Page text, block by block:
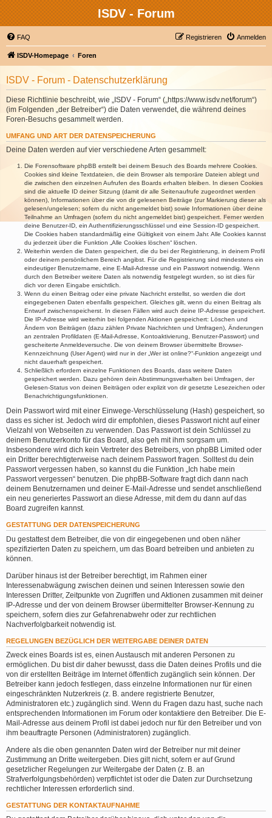
ISDV - Forum
FAQ Anmelden
Registrieren
ISDV-Homepage Foren
ISDV - Forum - Datenschutzerklärung
Diese Richtlinie beschreibt, wie „ISDV - Forum“ („https://www.isdv.net/forum“)
(im Folgenden „der Betreiber“) die Daten verwendet, die während deines
Foren-Besuchs gesammelt werden.
UMFANG UND ART DER DATENSPEICHERUNG
Deine Daten werden auf vier verschiedene Arten gesammelt:
Die Forensoftware phpBB erstellt bei deinem Besuch des Boards mehrere Cookies.
Cookies sind kleine Textdateien, die dein Browser als temporäre Dateien ablegt und
die zwischen den einzelnen Aufrufen des Boards erhalten bleiben. In diesen Cookies
sind die aktuelle ID deiner Sitzung (damit dir alle Seitenaufrufe zugeordnet werden
können), Informationen über die von dir gelesenen Beiträge (zur Markierung dieser als
gelesen/ungelesen; sofern du nicht angemeldet bist) sowie Informationen über deine
Teilnahme an Umfragen (sofern du nicht angemeldet bist) gespeichert. Ferner werden
deine Benutzer-ID, ein Authentifizierungsschlüssel und eine Session-ID gespeichert.
Die Cookies haben standardmäßig eine Gültigkeit von einem Jahr. Alle Cookies kannst
du jederzeit über die Funktion „Alle Cookies löschen“ löschen.
Weiterhin werden die Daten gespeichert, die du bei der Registrierung, in deinem Profil
oder deinem persönlichem Bereich angibst. Für die Registrierung sind mindestens ein
eindeutiger Benutzername, eine E-Mail-Adresse und ein Passwort notwendig. Wenn
durch den Betreiber weitere Daten als notwendig festgelegt wurden, so ist dies für
dich vor deren Eingabe ersichtlich.
Wenn du einen Beitrag oder eine private Nachricht erstellst, so werden die dort
eingegebenen Daten ebenfalls gespeichert. Gleiches gilt, wenn du einen Beitrag als
Entwurf zwischenspeicherst. In diesen Fällen wird auch deine IP-Adresse gespeichert.
Die IP-Adresse wird weiterhin bei folgenden Aktionen gespeichert: Löschen und
Ändern von Beiträgen (dazu zählen Private Nachrichten und Umfragen), Änderungen
an zentralen Profildaten (E-Mail-Adresse, Kontoaktivierung, Benutzer-Passwort) und
gescheiterte Anmeldeversuche. Die von deinem Browser übermittelte Browser-
Kennzeichnung (User Agent) wird nur in der „Wer ist online?“-Funktion angezeigt und
nicht dauerhaft gespeichert.
Schließlich erfordern einzelne Funktionen des Boards, dass weitere Daten
gespeichert werden. Dazu gehören dein Abstimmungsverhalten bei Umfragen, der
Gelesen-Status von deinen Beiträgen oder explizit von dir gesetzte Lesezeichen oder
Benachrichtigungsfunktionen.
Dein Passwort wird mit einer Einwege-Verschlüsselung (Hash) gespeichert, so
dass es sicher ist. Jedoch wird dir empfohlen, dieses Passwort nicht auf einer
Vielzahl von Webseiten zu verwenden. Das Passwort ist dein Schlüssel zu
deinem Benutzerkonto für das Board, also geh mit ihm sorgsam um.
Insbesondere wird dich kein Vertreter des Betreibers, von phpBB Limited oder
ein Dritter berechtigterweise nach deinem Passwort fragen. Solltest du dein
Passwort vergessen haben, so kannst du die Funktion „Ich habe mein
Passwort vergessen“ benutzen. Die phpBB-Software fragt dich dann nach
deinem Benutzernamen und deiner E-Mail-Adresse und sendet anschließend
ein neu generiertes Passwort an diese Adresse, mit dem du dann auf das
Board zugreifen kannst.
GESTATTUNG DER DATENSPEICHERUNG
Du gestattest dem Betreiber, die von dir eingegebenen und oben näher
spezifizierten Daten zu speichern, um das Board betreiben und anbieten zu
können.
Darüber hinaus ist der Betreiber berechtigt, im Rahmen einer
Interessenabwägung zwischen deinen und seinen Interessen sowie den
Interessen Dritter, Zeitpunkte von Zugriffen und Aktionen zusammen mit deiner
IP-Adresse und der von deinem Browser übermittelter Browser-Kennung zu
speichern, sofern dies zur Gefahrenabwehr oder zur rechtlichen
Nachverfolgbarkeit notwendig ist.
REGELUNGEN BEZÜGLICH DER WEITERGABE DEINER DATEN
Zweck eines Boards ist es, einen Austausch mit anderen Personen zu
ermöglichen. Du bist dir daher bewusst, dass die Daten deines Profils und die
von dir erstellten Beiträge im Internet öffentlich zugänglich sein können. Der
Betreiber kann jedoch festlegen, dass einzelne Informationen nur für einen
eingeschränkten Nutzerkreis (z. B. andere registrierte Benutzer,
Administratoren etc.) zugänglich sind. Wenn du Fragen dazu hast, suche nach
entsprechenden Informationen im Forum oder kontaktiere den Betreiber. Die E-
Mail-Adresse aus deinem Profil ist dabei jedoch nur für den Betreiber und von
ihm beauftragte Personen (Administratoren) zugänglich.
Andere als die oben genannten Daten wird der Betreiber nur mit deiner
Zustimmung an Dritte weitergeben. Dies gilt nicht, sofern er auf Grund
gesetzlicher Regelungen zur Weitergabe der Daten (z. B. an
Strafverfolgungsbehörden) verpflichtet ist oder die Daten zur Durchsetzung
rechtlicher Interessen erforderlich sind.
GESTATTUNG DER KONTAKTAUFNAHME